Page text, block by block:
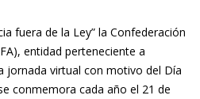
fuera de la Ley” la Confederación
entidad perteneciente a
jornada virtual con motivo del Día
conmemora cada año el 21 de